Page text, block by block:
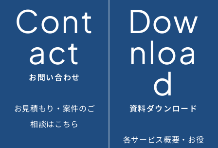
Cont
act
お問い合わせ
お見積もり・案件のご
相談はこちら
Dow
nloa
d
資料ダウンロード
各サービス概要・お役